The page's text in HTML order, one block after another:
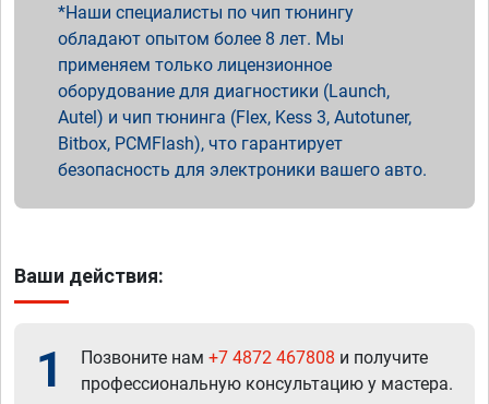
Наши специалисты по чип тюнингу
обладают опытом более 8 лет. Мы
применяем только лицензионное
оборудование для диагностики (Launch,
Autel) и чип тюнинга (Flex, Kess 3, Autotuner,
Bitbox, PCMFlash), что гарантирует
безопасность для электроники вашего авто.
Ваши действия:
1 Позвоните нам +7 4872 467808 и получите
профессиональную консультацию у мастера.